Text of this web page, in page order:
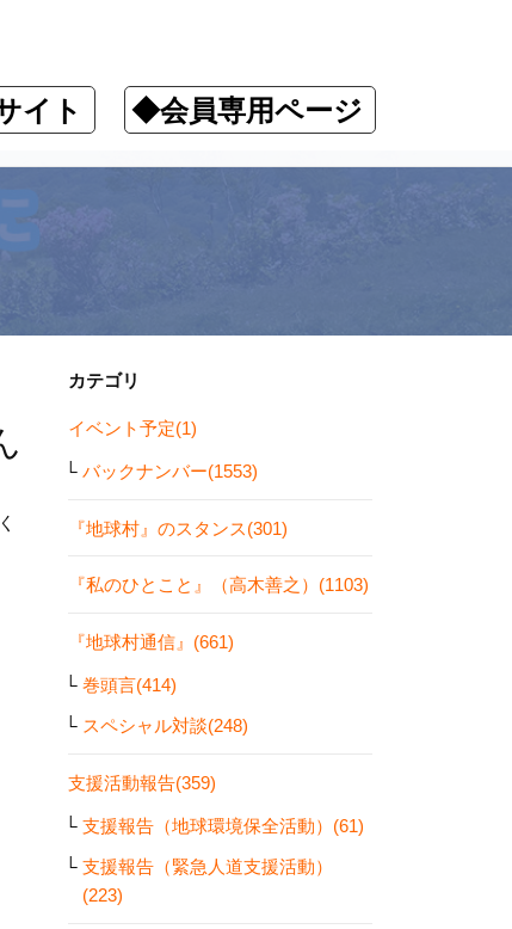
イト ◆会員専用ページ
カテゴリ
イベント予定(1)
バックナンバー(1553)
『地球村』のスタンス(301)
『私のひとこと』（高木善之）(1103)
『地球村通信』(661)
巻頭言(414)
スペシャル対談(248)
支援活動報告(359)
支援報告（地球環境保全活動）(61)
支援報告（緊急人道支援活動）
(223)